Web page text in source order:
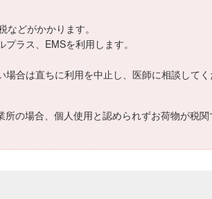
どがかかります。
ラス、EMSを利用します。
合は直ちに利用を中止し、医師に相談して
の場合、個人使用と認められずお荷物が税